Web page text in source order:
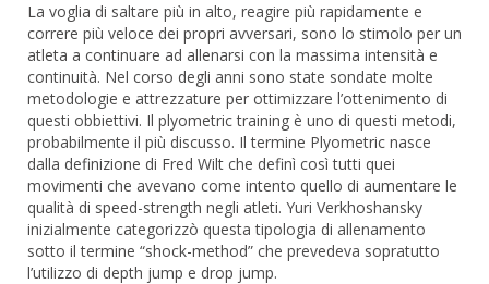
La voglia di saltare più in alto, reagire più rapidamente e
correre più veloce dei propri avversari, sono lo stimolo per un
atleta a continuare ad allenarsi con la massima intensità e
continuità. Nel corso degli anni sono state sondate molte
metodologie e attrezzature per ottimizzare l’ottenimento di
questi obbiettivi. Il plyometric training è uno di questi metodi,
probabilmente il più discusso. Il termine Plyometric nasce
dalla definizione di Fred Wilt che definì così tutti quei
movimenti che avevano come intento quello di aumentare le
qualità di speed-strength negli atleti. Yuri Verkhoshansky
inizialmente categorizzò questa tipologia di allenamento
sotto il termine “shock-method” che prevedeva sopratutto
l’utilizzo di depth jump e drop jump.